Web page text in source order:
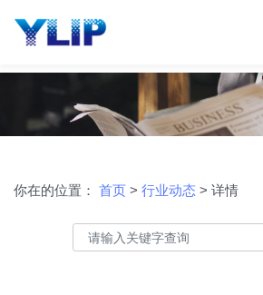
你在的位置： 首页 > 行业动态 > 详情